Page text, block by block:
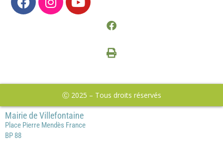
Ⓒ 2025 – Tous droits réservés
Mairie de Villefontaine
Place Pierre Mendès France
BP 88